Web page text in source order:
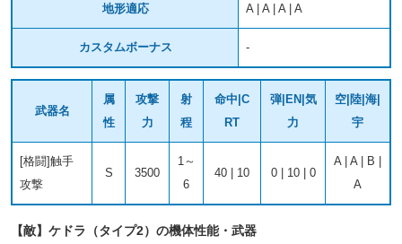
地形適応 A | A | A | A
カスタムボーナス -
武器名
属
性
攻撃
力
射
程
命中|C
RT
弾|EN|気
力
空|陸|海|
宇
[格闘]触手
攻撃
S 3500
1～
6
40 | 10 0 | 10 | 0
A | A | B |
A
【敵】ケドラ（タイプ2）の機体性能・武器